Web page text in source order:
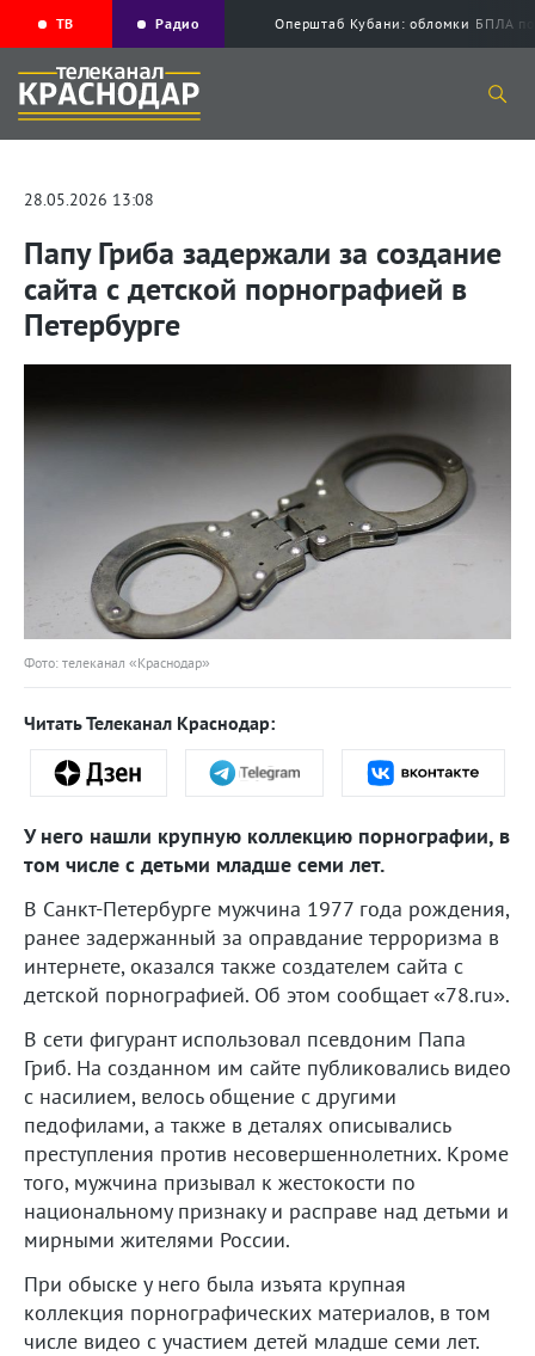
ТВ Радио Оперштаб Кубани: обломки БПЛА
28.05.2026 13:08
Папу Гриба задержали за создание
сайта с детской порнографией в
Петербурге
Фото: телеканал «Краснодар»
Читать Телеканал Краснодар:
У него нашли крупную коллекцию порнографии, в
том числе с детьми младше семи лет.
В Санкт-Петербурге мужчина 1977 года рождения,
ранее задержанный за оправдание терроризма в
интернете, оказался также создателем сайта с
детской порнографией. Об этом сообщает «78.ru».
В сети фигурант использовал псевдоним Папа
Гриб. На созданном им сайте публиковались видео
с насилием, велось общение с другими
педофилами, а также в деталях описывались
преступления против несовершеннолетних. Кроме
того, мужчина призывал к жестокости по
национальному признаку и расправе над детьми и
мирными жителями России.
При обыске у него была изъята крупная
коллекция порнографических материалов, в том
числе видео с участием детей младше семи лет.